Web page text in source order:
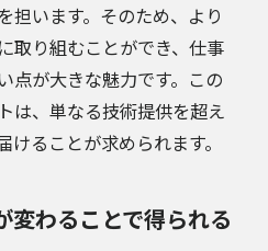
担います。そのため、より
取り組むことができ、仕事
点が大きな魅力です。この
は、単なる技術提供を超え
ることが求められます。
変わることで得られる